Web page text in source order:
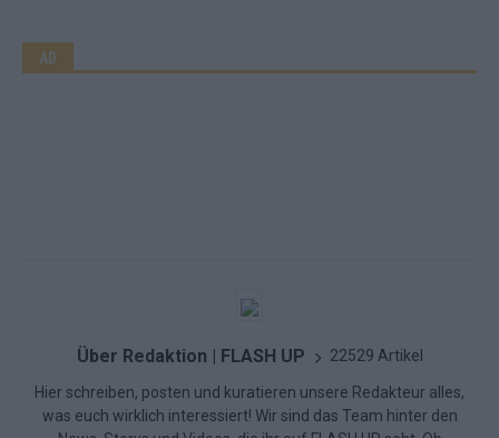
AD
Über Redaktion | FLASH UP 22529 Artikel
Hier schreiben, posten und kuratieren unsere Redakteur alles,
was euch wirklich interessiert! Wir sind das Team hinter den